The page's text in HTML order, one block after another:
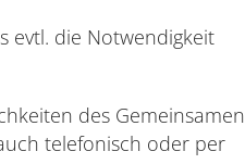
evtl. die Notwendigkeit
des Gemeinsamen
telefonisch oder per